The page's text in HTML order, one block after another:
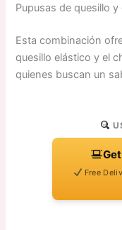
Pupusas de quesillo
Esta combinación
quesillo elástico y el
quienes buscan un
Free